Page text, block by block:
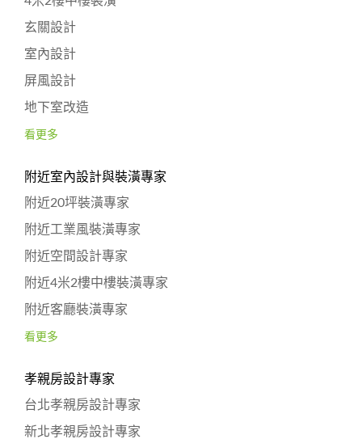
玄關設計
室內設計
屏風設計
地下室改造
看更多
附近室內設計與裝潢專家
附近20坪裝潢專家
附近工業風裝潢專家
附近空間設計專家
附近4米2樓中樓裝潢專家
附近客廳裝潢專家
看更多
孝親房設計專家
台北孝親房設計專家
新北孝親房設計專家